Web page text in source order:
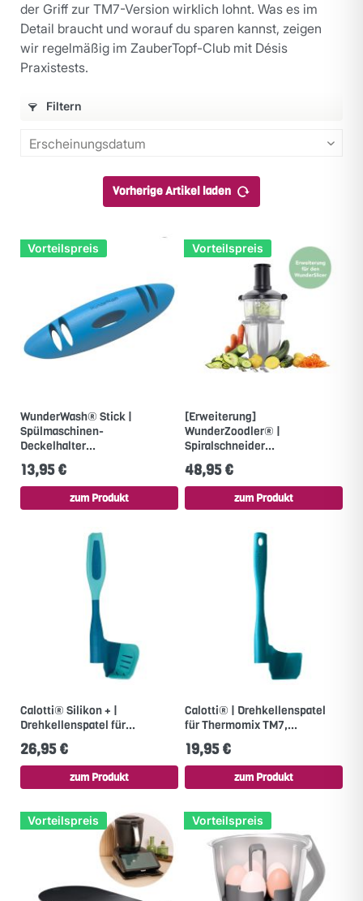
der Griff zur TM7-Version wirklich lohnt. Was es im
Detail braucht und worauf du sparen kannst, zeigen
wir regelmäßig im ZauberTopf-Club mit Désis
Praxistests.
Filtern
Vorherige Artikel laden
Vorteilspreis
WunderWash® Stick |
Spülmaschinen-
Deckelhalter...
13,95 €
zum Produkt
Vorteilspreis
[Erweiterung]
WunderZoodler® |
Spiralschneider...
48,95 €
zum Produkt
Calotti® Silikon + |
Drehkellenspatel für...
26,95 €
zum Produkt
Calotti® | Drehkellenspatel
für Thermomix TM7,...
19,95 €
zum Produkt
Vorteilspreis Vorteilspreis